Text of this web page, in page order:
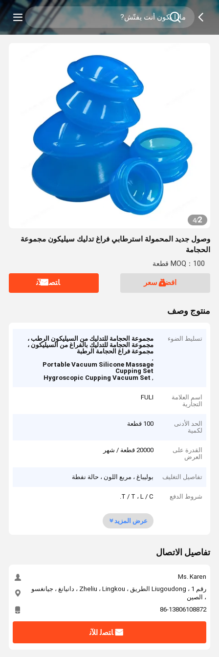
2
/
4
وصول جديد المحمولة استرطابي فراغ تدليك سيليكون مجموعة
الحجامة
MOQ：100 قطعة
افضل سعر ﺎﺘﺼﻟ ﺍﻶﻧ
منتوج وصف
تسليط الضوء
مجموعة الحجامة للتدليك من السيليكون الرطب ،
مجموعة الحجامة للتدليك بالفراغ من السيليكون ،
مجموعة فراغ الحجامة الرطبة
,
Portable Vacuum Silicone Massage
Cupping Set
,
Hygroscopic Cupping Vacuum Set
اسم العلامة
التجارية
FULI
الحد الأدنى
لكمية
100 قطعة
القدرة على
العرض
20000 قطعة / شهر
تفاصيل التغليف بوليباغ ، مربع اللون ، حالة نفطة
شروط الدفع T / T ، L / C.
عرض المزيد
تفاصيل الاتصال
Ms. Karen
رقم 1 ، Liugoudong الطريق ، Zheliu ، Lingkou ، دانيانغ ، جيانغسو
، الصين
86-13806108872
ﺎﺘﺼﻟ ﺍﻶﻧ